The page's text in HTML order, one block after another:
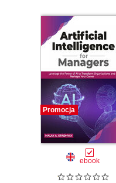
Promocja
ebook